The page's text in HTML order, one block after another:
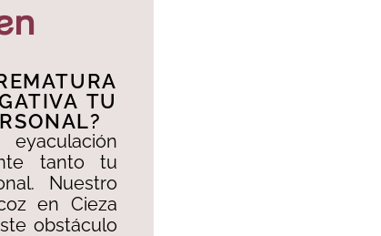
TU
tanto tu
Nuestro
en Cieza
obstáculo